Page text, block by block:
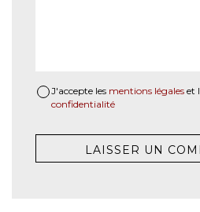
J'accepte les mentions légales et
confidentialité